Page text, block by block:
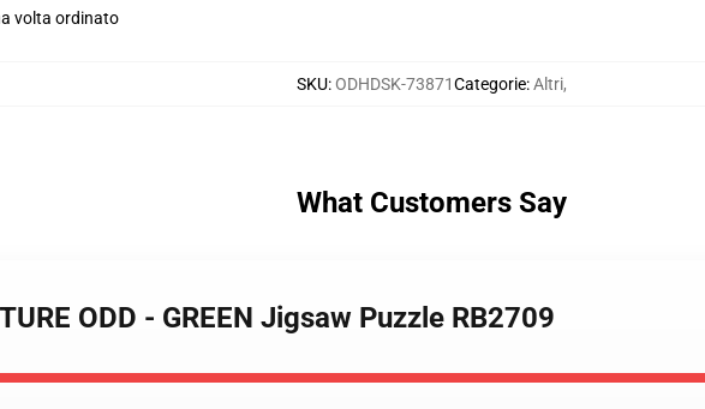
volta ordinato
SKU:ODHDSK-73871Categorie:Altri,
What Customers Say
ODD - GREEN Jigsaw Puzzle RB2709